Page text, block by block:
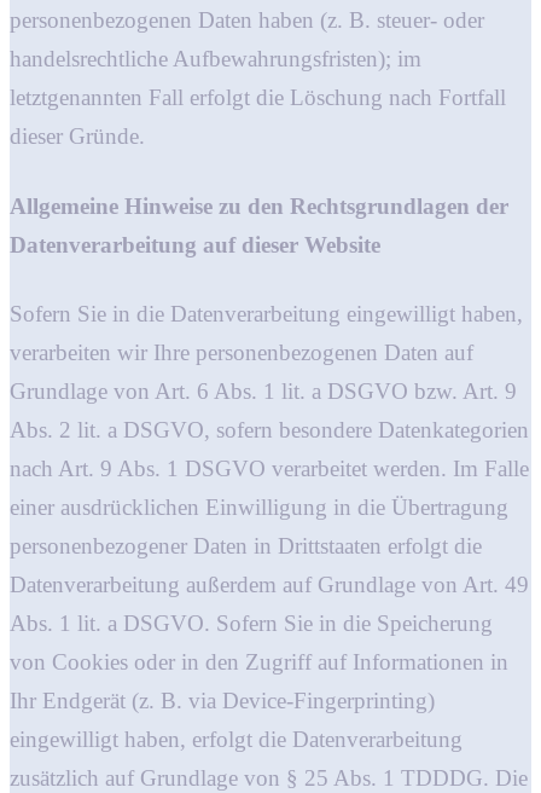
personenbezogenen Daten haben (z. B. steuer- oder
handelsrechtliche Aufbewahrungsfristen); im
letztgenannten Fall erfolgt die Löschung nach Fortfall
dieser Gründe.
Allgemeine Hinweise zu den Rechtsgrundlagen der
Datenverarbeitung auf dieser Website
Sofern Sie in die Datenverarbeitung eingewilligt haben,
verarbeiten wir Ihre personenbezogenen Daten auf
Grundlage von Art. 6 Abs. 1 lit. a DSGVO bzw. Art. 9
Abs. 2 lit. a DSGVO, sofern besondere Datenkategorien
nach Art. 9 Abs. 1 DSGVO verarbeitet werden. Im Falle
einer ausdrücklichen Einwilligung in die Übertragung
personenbezogener Daten in Drittstaaten erfolgt die
Datenverarbeitung außerdem auf Grundlage von Art. 49
Abs. 1 lit. a DSGVO. Sofern Sie in die Speicherung
von Cookies oder in den Zugriff auf Informationen in
Ihr Endgerät (z. B. via Device-Fingerprinting)
eingewilligt haben, erfolgt die Datenverarbeitung
zusätzlich auf Grundlage von § 25 Abs. 1 TDDDG. Die